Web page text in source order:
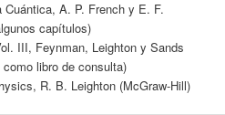
A. P. French y E. F.
capítulos)
III, Feynman, Leighton y Sands
libro de consulta)
R. B. Leighton (McGraw-Hill)